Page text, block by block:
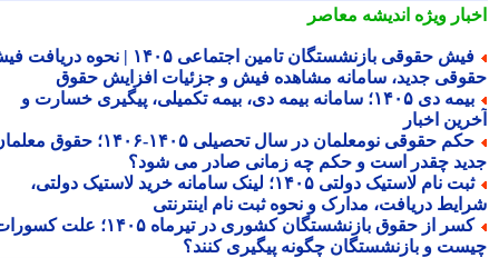
ویژهاندیشه معاصر
فیش حقوقی بازنشستگان تامین اجتماعی ۱۴۰۵ | نحوه دریافت فیش
جدید، سامانه مشاهده فیش و جزئیات افزایش حقوق
بیمه دی ۱۴۰۵؛ سامانه بیمه دی، بیمه تکمیلی، پیگیری خسارت و
اخبار
حکم حقوقی نومعلمان در سال تحصیلی ۱۴۰۵-۱۴۰۶؛ حقوق معلمان
چقدر است و حکم چه زمانی صادر می شود؟
ثبت نام لاستیک دولتی ۱۴۰۵؛ لینک سامانه خرید لاستیک دولتی،
دریافت، مدارک و نحوه ثبت نام اینترنتی
کسر از حقوق بازنشستگان کشوری در تیرماه ۱۴۰۵؛ علت کسورات
و بازنشستگان چگونه پیگیری کنند؟